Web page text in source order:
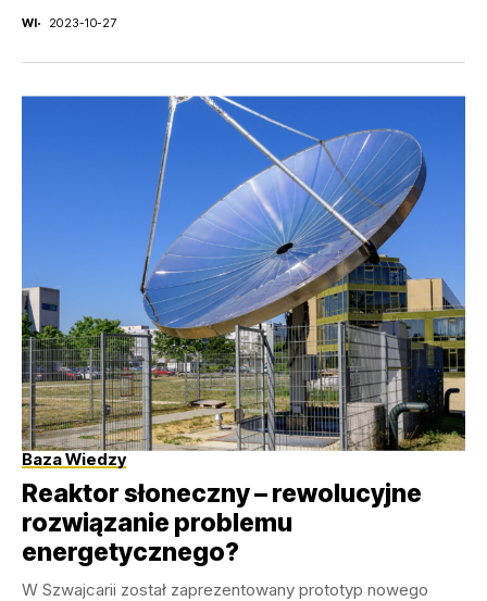
WI 2023-10-27
Baza Wiedzy
Reaktor słoneczny – rewolucyjne
rozwiązanie problemu
energetycznego?
W Szwajcarii został zaprezentowany prototyp nowego